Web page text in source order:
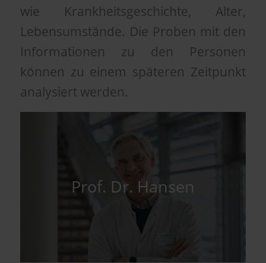
wie Krankheitsgeschichte, Alter,
Lebensumstände. Die Proben mit den
Informationen zu den Personen
können zu einem späteren Zeitpunkt
analysiert werden.
Prof. Dr. Hansen